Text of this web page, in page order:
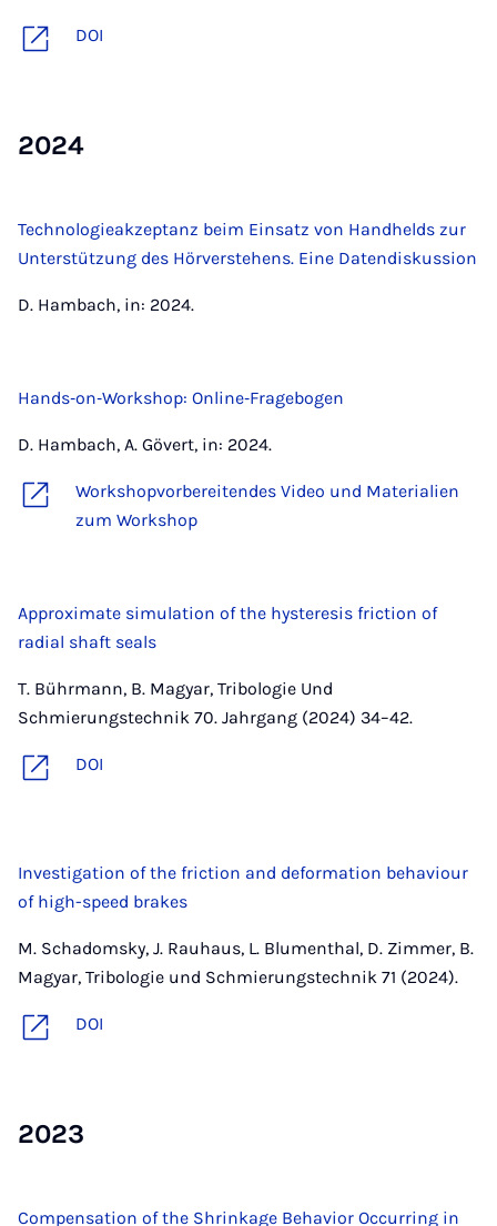
DOI
2024
Technologieakzeptanz beim Einsatz von Handhelds zur
Unterstützung des Hörverstehens. Eine Datendiskussion
D. Hambach, in: 2024.
Hands‐on‐Workshop: Online‐Fragebogen
D. Hambach, A. Gövert, in: 2024.
Workshopvorbereitendes Video und Materialien
zum Workshop
Approximate simulation of the hysteresis friction of
radial shaft seals
T. Bührmann, B. Magyar, Tribologie Und
Schmierungstechnik 70. Jahrgang (2024) 34–42.
DOI
Investigation of the friction and deformation behaviour
of high-speed brakes
M. Schadomsky, J. Rauhaus, L. Blumenthal, D. Zimmer, B.
Magyar, Tribologie und Schmierungstechnik 71 (2024).
DOI
2023
Compensation of the Shrinkage Behavior Occurring in